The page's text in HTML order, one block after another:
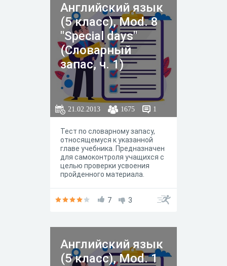
Английский язык
(5 класс), Mod. 8
"Special days"
(Словарный
запас, ч. 1)
21.02.2013 1675 1
Тест по словарному запасу,
относящемуся к указанной
главе учебника. Предназначен
для самоконтроля учащихся с
целью проверки усвоения
пройденного материала.
7 3
Английский язык
(5 класс), Mod. 1